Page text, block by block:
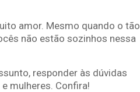
amor. Mesmo quando o tão
não estão sozinhos nessa
responder às dúvidas
mulheres. Confira!